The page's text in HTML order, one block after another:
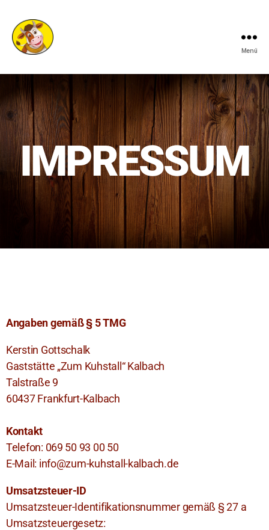
Menü
IMPRESSUM
Angaben gemäß § 5 TMG
Kerstin Gottschalk
Gaststätte „Zum Kuhstall“ Kalbach
Talstraße 9
60437 Frankfurt-Kalbach
Kontakt
Telefon: 069 50 93 00 50
E-Mail: info@zum-kuhstall-kalbach.de
Umsatzsteuer-ID
Umsatzsteuer-Identifikationsnummer gemäß § 27 a
Umsatzsteuergesetz: